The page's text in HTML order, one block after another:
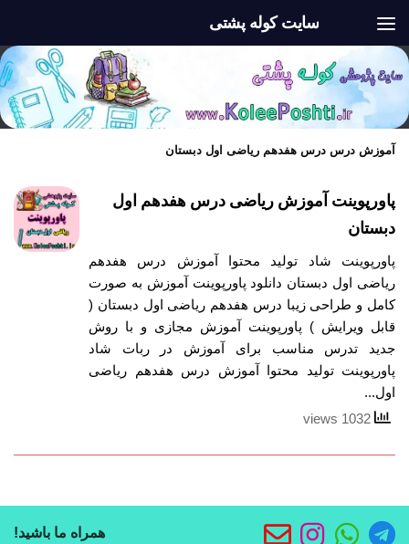
سایت کوله پشتی
آموزش درس درس هفدهم ریاضی اول دبستان
پاورپوینت آموزش ریاضی درس هفدهم اول
دبستان
پاورپوینت شاد تولید محتوا آموزش درس هفدهم
ریاضی اول دبستان دانلود پاورپوینت آموزش به صورت
کامل و طراحی زیبا درس هفدهم ریاضی اول دبستان (
قابل ویرایش ) پاورپوینت آموزش مجازی و با روش
جدید تدرس مناسب برای آموزش در ربات شاد
پاورپوینت تولید محتوا آموزش درس هفدهم ریاضی
اول...
همراه ما باشید!